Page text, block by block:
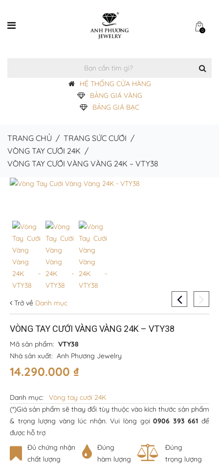
0
HỆ THỐNG CỬA HÀNG
BẢNG GIÁ VÀNG
BẢNG GIÁ BẠC
TRANG CHỦ / TRANG SỨC CƯỚI /
VÒNG TAY CƯỚI 24K /
VÒNG TAY CƯỚI VÀNG VÀNG 24K – VTY38
Trở về Danh mục
VÒNG TAY CƯỚI VÀNG VÀNG 24K – VTY38
Mã sản phẩm: VTY38
Nhà sản xuất: Anh Phương Jewelry
14.290.000 ₫
Danh mục:
Vòng tay cưới 24K
(*)Giá sản phẩm sẽ thay đổi tùy thuộc vào kích thước sản phẩm
& trọng lượng vàng lúc nhận. Vui lòng gọi0906 393 661 để
được hỗ trợ
Đủ chứng nhận
chất lượng
Đúng
hàm lượng
Đúng
trọng lượng